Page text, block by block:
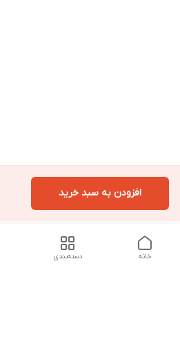
افزودن به سبد خرید
دسته‌بندی خانه